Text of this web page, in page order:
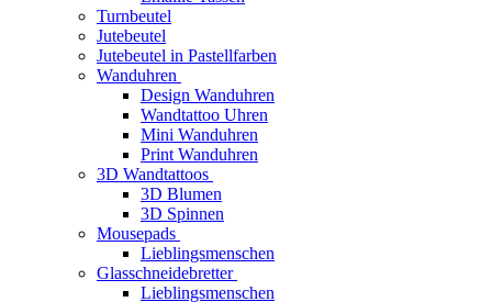
Turnbeutel
Jutebeutel
Jutebeutel in Pastellfarben
Wanduhren
Design Wanduhren
Wandtattoo Uhren
Mini Wanduhren
Print Wanduhren
3D Wandtattoos
3D Blumen
3D Spinnen
Mousepads
Lieblingsmenschen
Glasschneidebretter
Lieblingsmenschen